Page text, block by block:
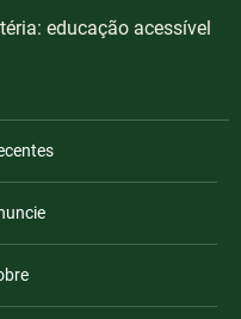
educação acessível